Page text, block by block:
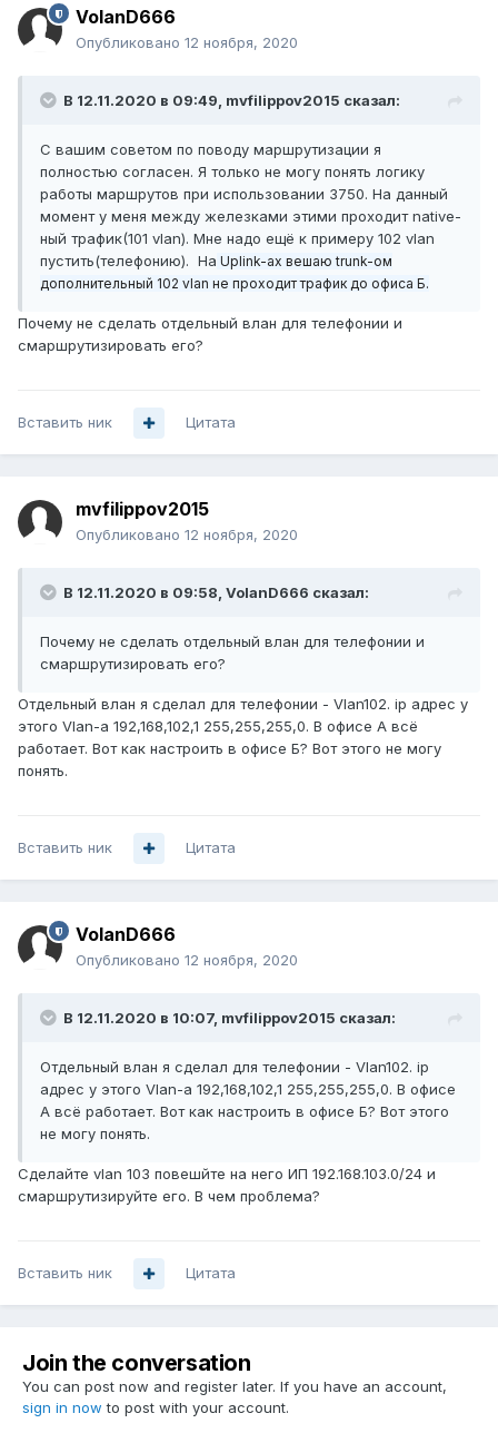
VolanD666
Опубликовано 12 ноября, 2020
В 12.11.2020 в 09:49, mvfilippov2015 сказал:
С вашим советом по поводу маршрутизации я
полностью согласен. Я только не могу понять логику
работы маршрутов при использовании 3750. На данный
момент у меня между железками этими проходит native-
ный трафик(101 vlan). Мне надо ещё к примеру 102 vlan
пустить(телефонию). На Uplink-ах вешаю trunk-ом
дополнительный 102 vlan не проходит трафик до офиса Б.
Почему не сделать отдельный влан для телефонии и
смаршрутизировать его?
Вставить ник Цитата
mvfilippov2015
Опубликовано 12 ноября, 2020
В 12.11.2020 в 09:58, VolanD666 сказал:
Почему не сделать отдельный влан для телефонии и
смаршрутизировать его?
Отдельный влан я сделал для телефонии - Vlan102. ip адрес у
этого Vlan-а 192,168,102,1 255,255,255,0. В офисе А всё
работает. Вот как настроить в офисе Б? Вот этого не могу
понять.
Вставить ник Цитата
VolanD666
Опубликовано 12 ноября, 2020
В 12.11.2020 в 10:07, mvfilippov2015 сказал:
Отдельный влан я сделал для телефонии - Vlan102. ip
адрес у этого Vlan-а 192,168,102,1 255,255,255,0. В офисе
А всё работает. Вот как настроить в офисе Б? Вот этого
не могу понять.
Сделайте vlan 103 повешйте на него ИП 192.168.103.0/24 и
смаршрутизируйте его. В чем проблема?
Вставить ник Цитата
Join the conversation
You can post now and register later. If you have an account,
sign in now to post with your account.